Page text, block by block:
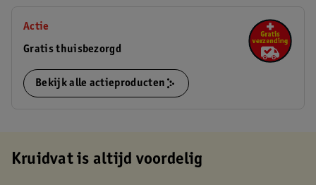
Actie
Gratis thuisbezorgd
Bekijk alle actieproducten
Kruidvat is altijd voordelig